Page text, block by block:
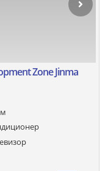
Zone Jinma